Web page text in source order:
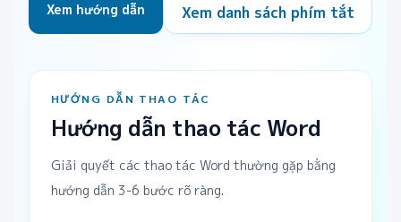
Xem hướng dẫn Xem danh sách phím tắt
HƯỚNG DẪN THAO TÁC
Hướng dẫn thao tác Word
Giải quyết các thao tác Word thường gặp bằng
hướng dẫn 3-6 bước rõ ràng.